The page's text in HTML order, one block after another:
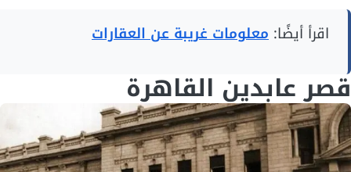
اقرأ أيضًا: معلومات غريبة عن العقارات
قصر عابدين القاهرة